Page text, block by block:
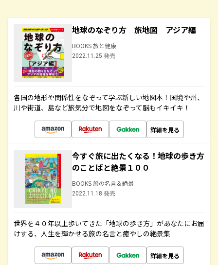
地球のなぞり方 旅地図 アジア編
BOOKS 旅と健康
2022.11.25 発売
各国の地形や関係性をなぞって学ぶ新しい地図本！国境や州、
川や街道、島など旅気分で地図をなぞって脳もイキイキ！
詳細を見る
今すぐ旅に出たくなる！地球の歩き方
のことばと絶景１００
BOOKS 旅の名言＆絶景
2022.11.18 発売
世界を４０年以上歩いてきた「地球の歩き方」があなたにお届
けする、人生を輝かせる旅の名言と癒やしの絶景集
詳細を見る